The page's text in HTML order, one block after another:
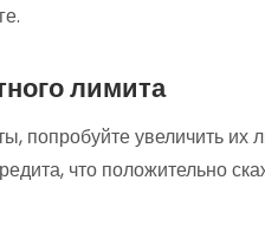
лимита
попробуйте увеличить их
что положительно